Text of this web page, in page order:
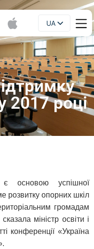
UA
EN
2017 році
основою успішної
розвитку опорних шкіл
громадам
міністр освіти і
конференції «Україна